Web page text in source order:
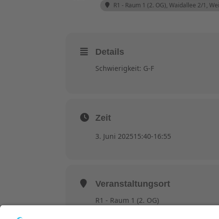
R1 - Raum 1 (2. OG), Waidallee 2/1,
Details
Schwierigkeit: G-F
Zeit
3. Juni 202515:40-16:55
Veranstaltungsort
R1 - Raum 1 (2. OG)